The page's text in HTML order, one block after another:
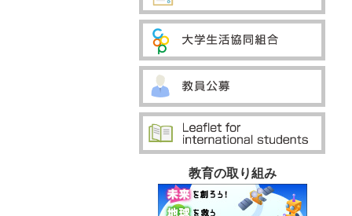
教育の取り組み